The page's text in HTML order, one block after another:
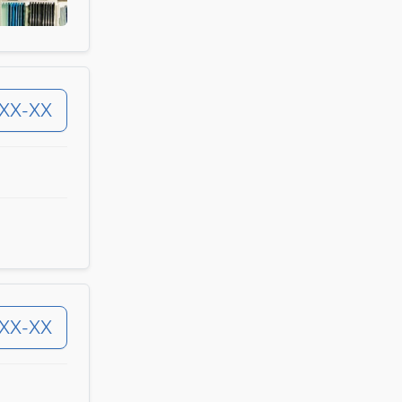
XX
XX